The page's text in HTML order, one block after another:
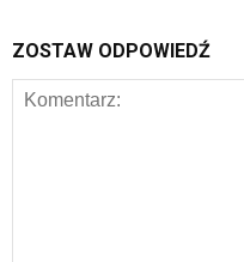
ZOSTAW ODPOWIEDŹ